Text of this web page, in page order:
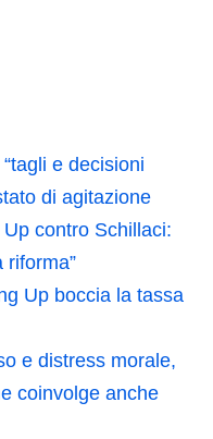
e decisioni
di agitazione
contro Schillaci:
riforma”
Up boccia la tassa
e distress morale,
coinvolge anche